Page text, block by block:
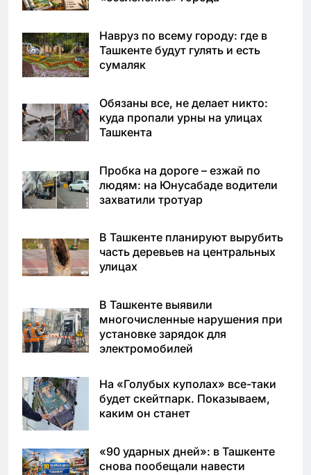
Навруз по всему городу: где в
Ташкенте будут гулять и есть
сумаляк
Обязаны все, не делает никто:
куда пропали урны на улицах
Ташкента
Пробка на дороге – езжай по
людям: на Юнусабаде водители
захватили тротуар
В Ташкенте планируют вырубить
часть деревьев на центральных
улицах
В Ташкенте выявили
многочисленные нарушения при
установке зарядок для
электромобилей
На «Голубых куполах» все-таки
будет скейтпарк. Показываем,
каким он станет
«90 ударных дней»: в Ташкенте
снова пообещали навести